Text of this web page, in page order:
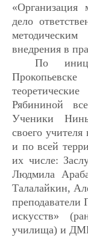
«Организация
дело
внедрения в
По
Рябининой
Ученики
своего
и по всей
их числе:
Людмила
Талалайкин,
искусств»
училища) и